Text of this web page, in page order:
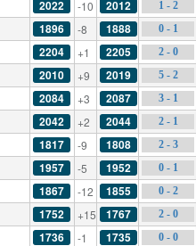
2022 -10 2012 1 - 2
1896 -8 1888 0 - 1
2204 +1 2205 2 - 0
2010 +9 2019 5 - 2
2084 +3 2087 3 - 1
2042 +2 2044 2 - 1
1817 -9 1808 2 - 3
1957 -5 1952 0 - 1
1867 -12 1855 0 - 2
1752 +15 1767 2 - 0
1736 -1 1735 0 - 0